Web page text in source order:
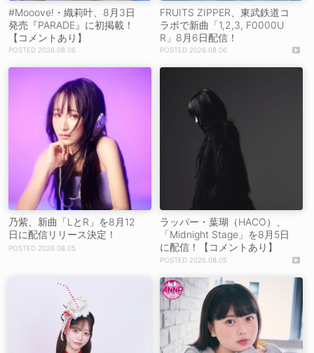
#Mooove!・織莉叶、8月3日
発売『PARADE』に初掲載！
【コメントあり】
2026.08.06
FRUITS ZIPPER、東武鉄道コ
ラボで新曲「1,2,3, F0000U
R」8月6日配信！
2026.08.06
乃紫、新曲「LとR」を8月12
日に配信リリース決定！
2026.08.05
ラッパー・葉瑚（HACO）、
「Midnight Stage」を8月5日
に配信！【コメントあり】
2026.08.05